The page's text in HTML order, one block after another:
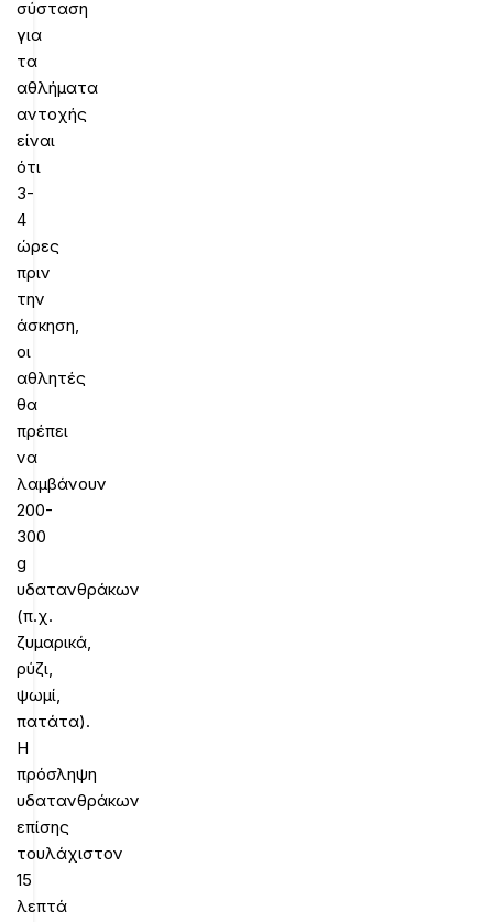
σύσταση
για
τα
αθλήματα
αντοχής
είναι
ότι
3-
4
ώρες
πριν
την
άσκηση,
οι
αθλητές
θα
πρέπει
να
λαμβάνουν
200-
300
g
υδατανθράκων
(π.χ.
ζυμαρικά,
ρύζι,
ψωμί,
πατάτα).
Η
πρόσληψη
υδατανθράκων
επίσης
τουλάχιστον
15
λεπτά